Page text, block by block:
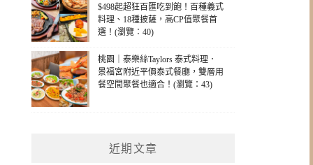
$498起超狂百匯吃到飽！百種義式
料理、18種披薩，高CP值聚餐首
選！(瀏覽：40)
桃園｜泰樂絲Taylors 泰式料理．
景福宮附近平價泰式餐廳，雙層用
餐空間聚餐也適合！(瀏覽：43)
近期文章